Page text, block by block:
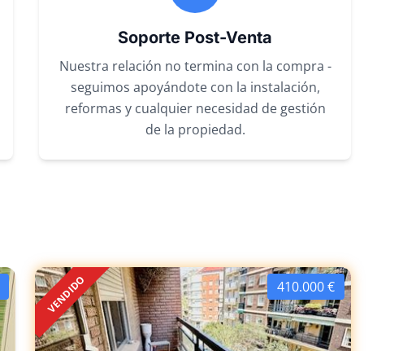
Soporte Post-Venta
Nuestra relación no termina con la compra -
seguimos apoyándote con la instalación,
reformas y cualquier necesidad de gestión
de la propiedad.
410.000 €
VENDIDO